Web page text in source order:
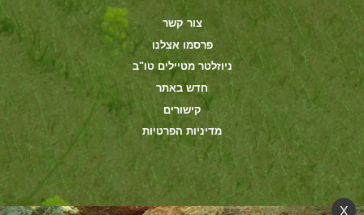
צור קשר
פרסמו אצלנו
ניוזלטר מטיילים טו"ב
חדש באתר
קישורים
מדיניות הפרטיות
X